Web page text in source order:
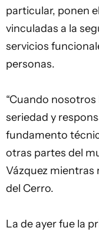
particular, ponen
vinculadas a la
servicios
personas.
“Cuando
seriedad y
fundamento
otras partes del
Vázquez mientras
del Cerro.
La de ayer fue la